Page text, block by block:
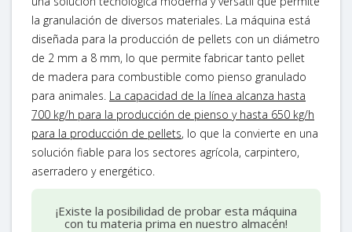
la granulación de diversos materiales. La máquina está
diseñada para la producción de pellets con un diámetro
de 2 mm a 8 mm, lo que permite fabricar tanto pellet
de madera para combustible como pienso granulado
para animales. La capacidad de la línea alcanza hasta
700 kg/h para la producción de pienso y hasta 650 kg/h
para la producción de pellets, lo que la convierte en una
solución fiable para los sectores agrícola, carpintero,
aserradero y energético.
¡Existe la posibilidad de probar esta máquina
con tu materia prima en nuestro almacén!